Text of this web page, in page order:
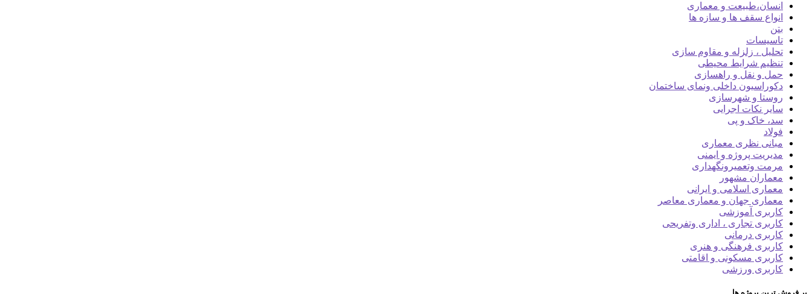
انسان،طبیعت و معماری
انواع سقف ها و سازه ها
بتن
تاسیسات
تحلیل ، زلزله و مقاوم سازی
تنظیم شرایط محیطی
حمل و نقل و راهسازی
دکوراسیون داخلی ونمای ساختمان
روستا و شهرسازی
سایر نکات اجرایی
سد، خاک و پی
فولاد
مبانی نظری معماری
مدیریت پروژه و ایمنی
مرمت وتعمیرونگهداری
معماران مشهور
معماری اسلامی و ایرانی
معماری جهان و معماری معاصر
کاربری آموزشی
کاربری تجاری ، اداری وتفریحی
کاربری درمانی
کاربری فرهنگی و هنری
کاربری مسکونی و اقامتی
کاربری ورزشی